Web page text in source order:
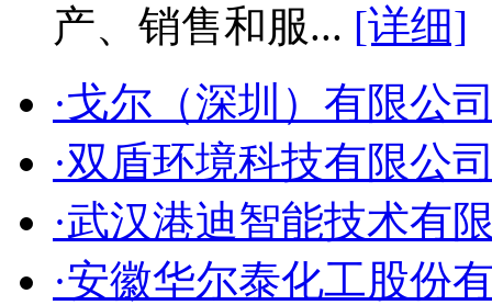
产、销售和服... [详细]
·戈尔（深圳）有限公
·双盾环境科技有限公
·武汉港迪智能技术有
·安徽华尔泰化工股份